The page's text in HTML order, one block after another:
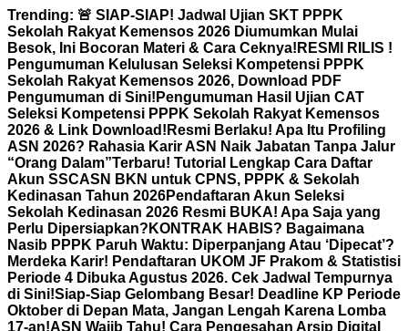
Skip
to
content
Trending: 🚨 SIAP-SIAP! Jadwal Ujian SKT PPPK
Sekolah Rakyat Kemensos 2026 Diumumkan Mulai
Besok, Ini Bocoran Materi & Cara Ceknya! RESMI RILIS !
Pengumuman Kelulusan Seleksi Kompetensi PPPK
Sekolah Rakyat Kemensos 2026, Download PDF
Pengumuman di Sini! Pengumuman Hasil Ujian CAT
Seleksi Kompetensi PPPK Sekolah Rakyat Kemensos
2026 & Link Download! Resmi Berlaku! Apa Itu Profiling
ASN 2026? Rahasia Karir ASN Naik Jabatan Tanpa Jalur
“Orang Dalam”Terbaru! Tutorial Lengkap Cara Daftar
Akun SSCASN BKN untuk CPNS, PPPK & Sekolah
Kedinasan Tahun 2026Pendaftaran Akun Seleksi
Sekolah Kedinasan 2026 Resmi BUKA! Apa Saja yang
Perlu Dipersiapkan? KONTRAK HABIS? Bagaimana
Nasib PPPK Paruh Waktu: Diperpanjang Atau ‘Dipecat’?
Merdeka Karir! Pendaftaran UKOM JF Prakom & Statistisi
Periode 4 Dibuka Agustus 2026. Cek Jadwal Tempurnya
di Sini!Siap-Siap Gelombang Besar! Deadline KP Periode
Oktober di Depan Mata, Jangan Lengah Karena Lomba
17-an!ASN Wajib Tahu! Cara Pengesahan Arsip Digital